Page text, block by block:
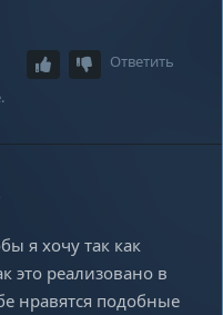
Ответить
я хочу так как
это реализовано в
нравятся подобные